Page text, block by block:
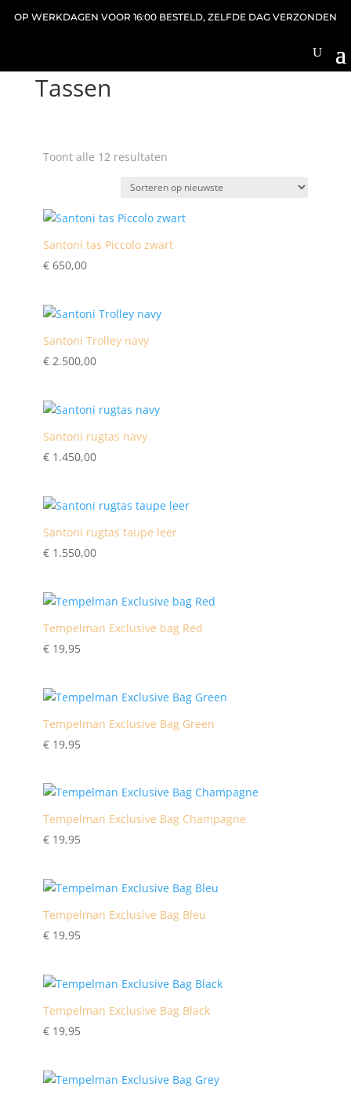
OP WERKDAGEN VOOR 16:00 BESTELD, ZELFDE DAG VERZONDEN
Tassen
Toont alle 12 resultatenGesorteerd
nieuwste
Santoni tas Piccolo zwart
€650,00
Santoni Trolley navy
€2.500,00
Santoni rugtas navy
€1.450,00
Santoni rugtas taupe leer
€1.550,00
Tempelman Exclusive bag Red
€19,95
Tempelman Exclusive Bag Green
€19,95
Tempelman Exclusive Bag Champagne
€19,95
Tempelman Exclusive Bag Bleu
€19,95
Tempelman Exclusive Bag Black
€19,95